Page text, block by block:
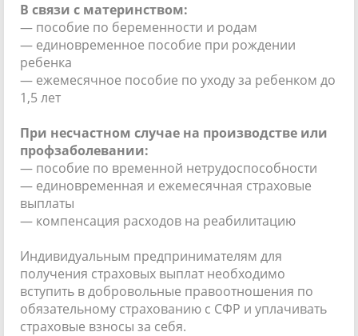
В связи с материнством:
— пособие по беременности и родам
— единовременное пособие при рождении
ребенка
— ежемесячное пособие по уходу за ребенком до
1,5 лет
При несчастном случае на производстве или
профзаболевании:
— пособие по временной нетрудоспособности
— единовременная и ежемесячная страховые
выплаты
— компенсация расходов на реабилитацию
Индивидуальным предпринимателям для
получения страховых выплат необходимо
вступить в добровольные правоотношения по
обязательному страхованию с СФР и уплачивать
страховые взносы за себя.